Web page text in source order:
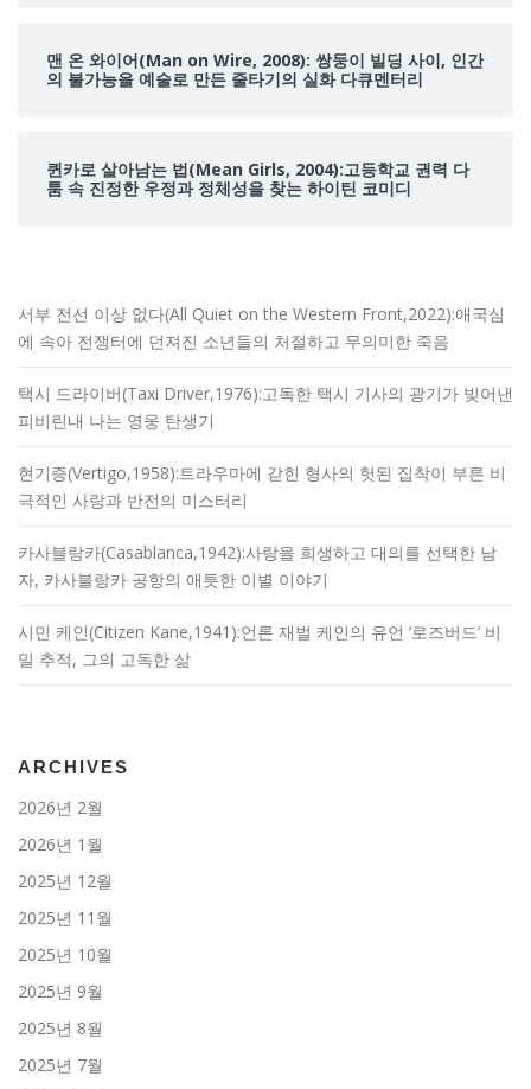
맨 온 와이어(Man on Wire, 2008): 쌍둥이 빌딩 사이, 인간
의 불가능을 예술로 만든 줄타기의 실화 다큐멘터리
퀸카로 살아남는 법(Mean Girls, 2004):고등학교 권력 다
툼 속 진정한 우정과 정체성을 찾는 하이틴 코미디
서부 전선 이상 없다(All Quiet on the Western Front,2022):애국심
에 속아 전쟁터에 던져진 소년들의 처절하고 무의미한 죽음
택시 드라이버(Taxi Driver,1976):고독한 택시 기사의 광기가 빚어낸
피비린내 나는 영웅 탄생기
현기증(Vertigo,1958):트라우마에 갇힌 형사의 헛된 집착이 부른 비
극적인 사랑과 반전의 미스터리
카사블랑카(Casablanca,1942):사랑을 희생하고 대의를 선택한 남
자, 카사블랑카 공항의 애틋한 이별 이야기
시민 케인(Citizen Kane,1941):언론 재벌 케인의 유언 ‘로즈버드’ 비
밀 추적, 그의 고독한 삶
ARCHIVES
2026년 2월
2026년 1월
2025년 12월
2025년 11월
2025년 10월
2025년 9월
2025년 8월
2025년 7월